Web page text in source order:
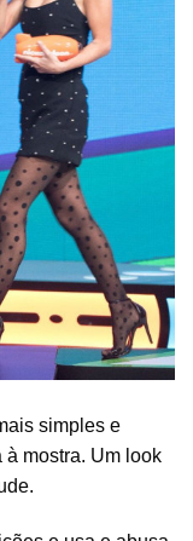
simples e
mostra. Um look